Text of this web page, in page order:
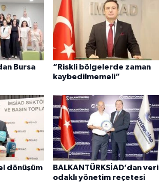
Bursa
“Riskli bölgelerde zaman
kaybedilmemeli”
dönüşüm
BALKANTÜRKSİAD’dan veri
odaklı yönetim reçetesi